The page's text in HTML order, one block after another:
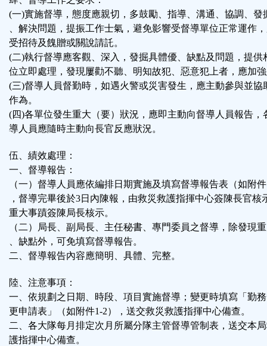
(一)實施督導，態度應親切，多鼓勵、指導、溝通、協調、發
、解決問題，提振工作士氣，避免影響受督導單位正常運作
受招待及餽贈或關說請託。
(二)執行督導應客觀、深入，發掘具體優、缺點及問題，提供
位立即處理，發現屢勸不聽、明知故犯、惡意犯上者，應加
(三)督導人員督勤時，如遇火警或災害發生，應主動參與並協
作為。
(四)各單位發生重大（要）狀況，應即主動向督導人員報告，
導人員應隨時主動向長官反應狀況。
伍、績效處理：
一、督導報告：
（一）督導人員應依編排日期實施及填寫督導報告表（如附
，督導完畢後於3日內陳報，由救災救護指揮中心簽陳長官核
重大事蹟簽陳局長核示。
（二）局長、副局長、主任秘書、專門委員之督導，除發現
、缺點外，可免填寫督導報告。
二、督導報告內容應簡明、具體、完整。
陸、注意事項：
一、依規劃之日期、時段、項目實施督導；變更時填寫「勤
更申請表」（如附件1-2），送交救災救護指揮中心備查。
二、各大隊每月排定次月所屬分隊主管督導管制表，送交本
護指揮中心備查。